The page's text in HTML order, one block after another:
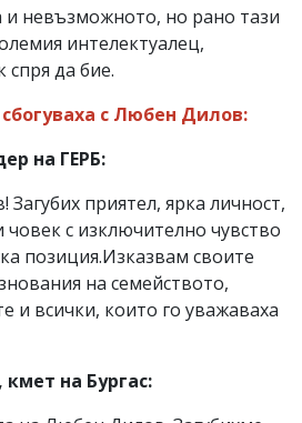
и невъзможното, но рано тази
интелектуалец,
спря да бие.
с Любен Дилов:
на ГЕРБ:
приятел, ярка личност,
човек с изключително чувство
позиция.Изказвам своите
на семейството,
и всички, които го уважаваха
на Бургас: